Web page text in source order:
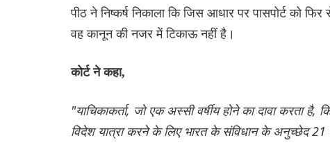
पीठ ने निष्कर्ष निकाला कि जिस आधार पर पासपोर्ट को
वह कानून की नजर में टिकाऊ नहीं है।
कोर्ट ने कहा,
"याचिकाकर्ता, जो एक अस्सी वर्षीय होने का दावा करता
विदेश यात्रा करने के लिए भारत के संविधान के अनुच्छेद